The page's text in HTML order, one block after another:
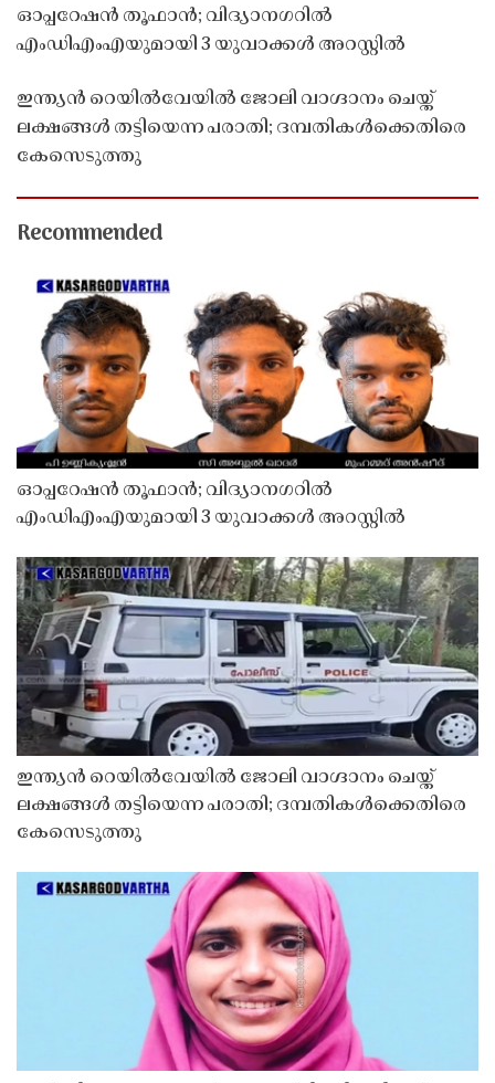
ഓപ്പറേഷൻ തൂഫാൻ; വിദ്യാനഗറിൽ
എംഡിഎംഎയുമായി 3 യുവാക്കൾ അറസ്റ്റിൽ
ഇന്ത്യൻ റെയിൽവേയിൽ ജോലി വാഗ്ദാനം ചെയ്ത്
ലക്ഷങ്ങൾ തട്ടിയെന്ന പരാതി; ദമ്പതികൾക്കെതിരെ
കേസെടുത്തു
Recommended
ഓപ്പറേഷൻ തൂഫാൻ; വിദ്യാനഗറിൽ
എംഡിഎംഎയുമായി 3 യുവാക്കൾ അറസ്റ്റിൽ
ഇന്ത്യൻ റെയിൽവേയിൽ ജോലി വാഗ്ദാനം ചെയ്ത്
ലക്ഷങ്ങൾ തട്ടിയെന്ന പരാതി; ദമ്പതികൾക്കെതിരെ
കേസെടുത്തു